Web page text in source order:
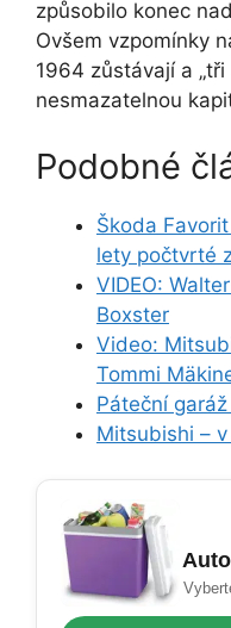
způsobilo konec
Ovšem vzpomínky
1964 zůstávají a
nesmazatelnou
Podobné
Škoda
lety počtvrté
VIDEO:
Boxster
Video:
Tommi
Páteční
Mitsubishi –